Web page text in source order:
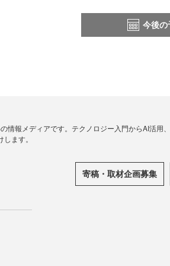
今後の
情報メディアです。テクノロジー入門からAI活用
ます。
寄稿・取材企画募集